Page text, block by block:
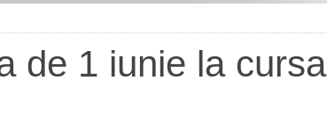
BANAT
POVESTE DE VIAȚĂ DE VICTOR NAFIRU
de 1 iunie la cursa